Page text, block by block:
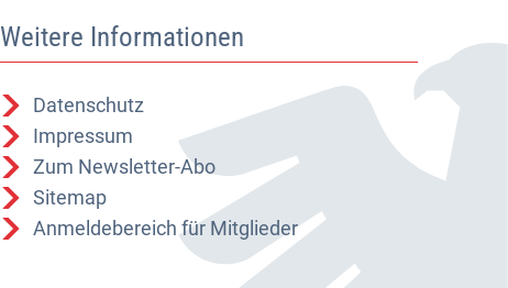
Weitere Informationen
Datenschutz
Impressum
Zum Newsletter-Abo
Sitemap
Anmeldebereich für Mitglieder